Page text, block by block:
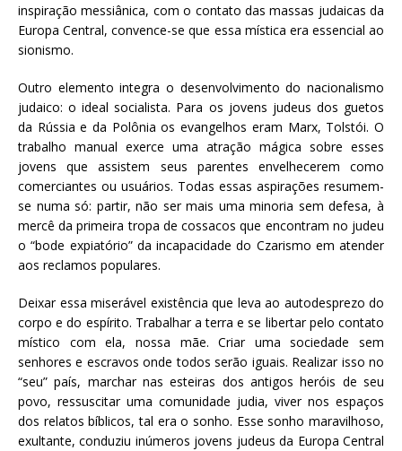
inspiração messiânica, com o contato das massas judaicas da
Europa Central, convence-se que essa mística era essencial ao
sionismo.
Outro elemento integra o desenvolvimento do nacionalismo
judaico: o ideal socialista. Para os jovens judeus dos guetos
da Rússia e da Polônia os evangelhos eram Marx, Tolstói. O
trabalho manual exerce uma atração mágica sobre esses
jovens que assistem seus parentes envelhecerem como
comerciantes ou usuários. Todas essas aspirações resumem-
se numa só: partir, não ser mais uma minoria sem defesa, à
mercê da primeira tropa de cossacos que encontram no judeu
o “bode expiatório” da incapacidade do Czarismo em atender
aos reclamos populares.
Deixar essa miserável existência que leva ao autodesprezo do
corpo e do espírito. Trabalhar a terra e se libertar pelo contato
místico com ela, nossa mãe. Criar uma sociedade sem
senhores e escravos onde todos serão iguais. Realizar isso no
“seu” país, marchar nas esteiras dos antigos heróis de seu
povo, ressuscitar uma comunidade judia, viver nos espaços
dos relatos bíblicos, tal era o sonho. Esse sonho maravilhoso,
exultante, conduziu inúmeros jovens judeus da Europa Central